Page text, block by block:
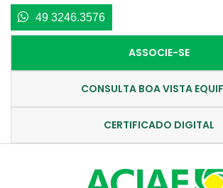
49 3246.3576
ASSOCIE-SE
CONSULTA BOA VISTA
CERTIFICADO DIGITAL